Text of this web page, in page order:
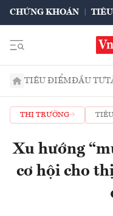
CHỨNG KHOÁN
TIÊU ĐIỂMĐẦU TƯ
THỊ TRƯỜNG
Xu hướng
cơ hội cho